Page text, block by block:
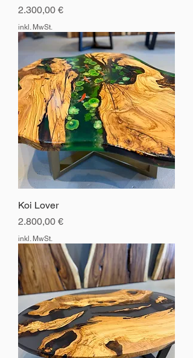
Preis
2.300,00 €
inkl. MwSt.
Koi Lover
Preis
2.800,00 €
inkl. MwSt.